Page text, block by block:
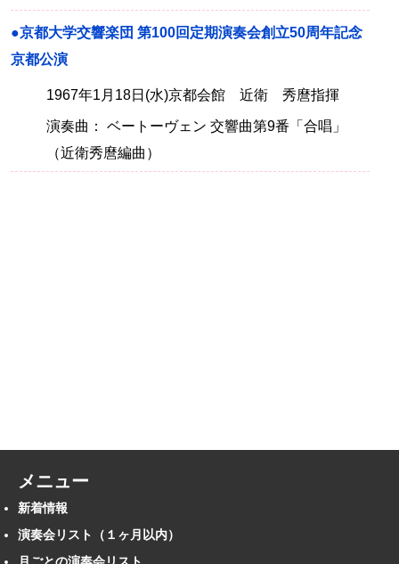
●京都大学交響楽団 第100回定期演奏会創立50周年記念
京都公演
1967年1月18日(水)京都会館 近衛 秀麿指揮
演奏曲： ベートーヴェン 交響曲第9番「合唱」
（近衛秀麿編曲）
メニュー
新着情報
演奏会リスト（１ヶ月以内）